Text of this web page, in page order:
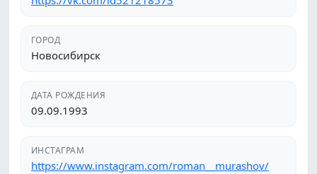
ГОРОД
Новосибирск
ДАТА РОЖДЕНИЯ
09.09.1993
ИНСТАГРАМ
https://www.instagram.com/roman__murashov/